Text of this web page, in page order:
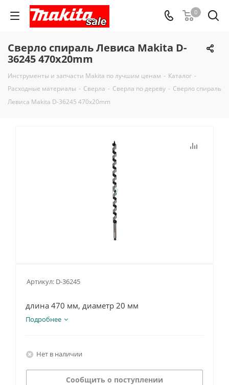
0
Сверло спираль Левиса Makita D-
36245 470x20mm
Инструменты и запчасти Makita по лучшим ценам - Каталог -
Расходные материалы - Сверла - Сверла по дереву - Сверло спираль
Левиса Makita D-36245 470x20mm
Артикул: D-36245
длина 470 мм, диаметр 20 мм
Подробнее
Нет в наличии
Сообщить о поступлении